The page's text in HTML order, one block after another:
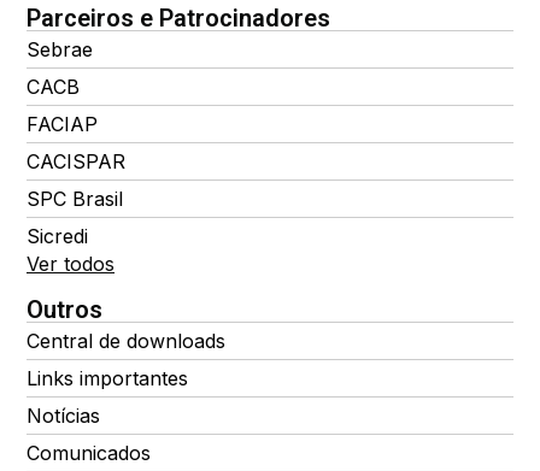
Parceiros e Patrocinadores
Sebrae
CACB
FACIAP
CACISPAR
SPC Brasil
Sicredi
Ver todos
Outros
Central de downloads
Links importantes
Notícias
Comunicados